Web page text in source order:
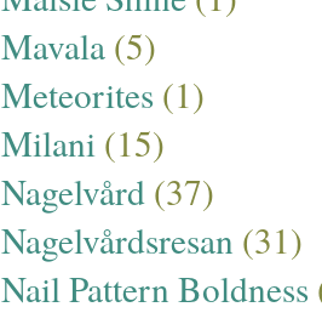
Mavala (5)
Meteorites (1)
Milani (15)
Nagelvård (37)
Nagelvårdsresan (31)
Nail Pattern Boldness